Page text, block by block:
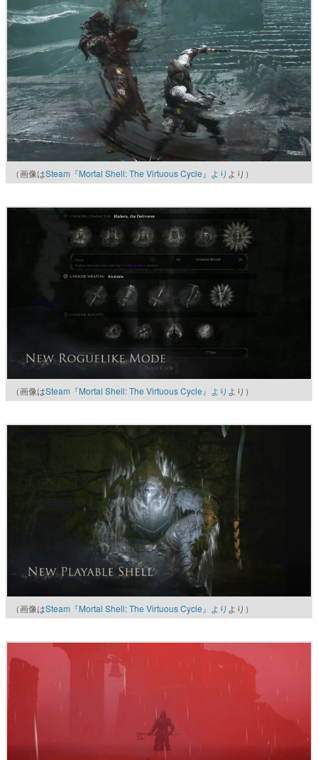
（画像はSteam『Mortal Shell: The Virtuous Cycle』より より）
（画像はSteam『Mortal Shell: The Virtuous Cycle』より より）
（画像はSteam『Mortal Shell: The Virtuous Cycle』より より）